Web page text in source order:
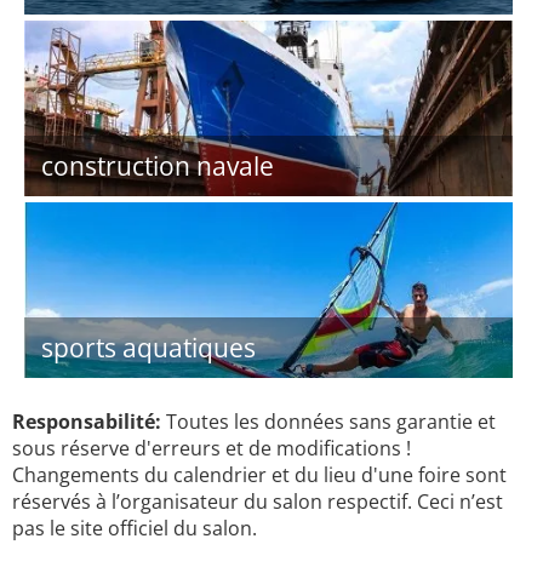
construction navale
sports aquatiques
Responsabilité: Toutes les données sans garantie et
sous réserve d'erreurs et de modifications !
Changements du calendrier et du lieu d'une foire sont
réservés à l’organisateur du salon respectif. Ceci n’est
pas le site officiel du salon.